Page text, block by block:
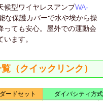
候型ワイヤレスアンプWA-
な保護カバーで水や埃から操
っても安心。屋外での運動会
ます。
（クイックリンク）
ードセット ダイバシティ方